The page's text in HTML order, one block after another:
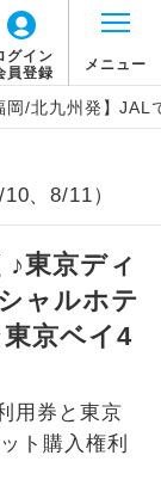
グイン
員登録
メニュー
岡/北九州発】
、8/11）
♪東京ディ
ャルホテ
京ベイ4
用券と東京
ト購入権利
まれてお
ります。
路到着空港
最終日出発空港
します。
での観光案内